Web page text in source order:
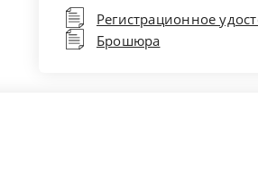
Depth Illumination
Стереовизуализация
Регистрационное
Брошюра